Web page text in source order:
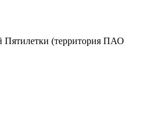
Пятилетки (территория ПАО